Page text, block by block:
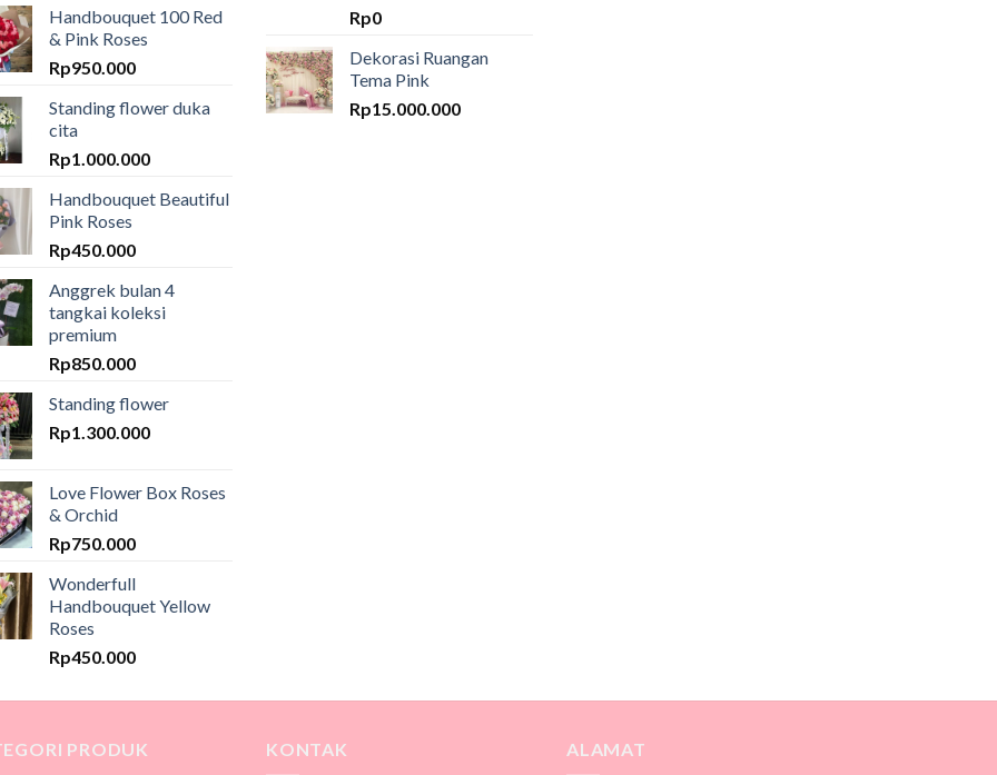
Handbouquet 100 Red
& Pink Roses
Rp950.000
Standing flower duka
cita
Rp1.000.000
Handbouquet Beautiful
Pink Roses
Rp450.000
Anggrek bulan 4
tangkai koleksi
premium
Rp850.000
Standing flower
Rp1.300.000
Love Flower Box Roses
& Orchid
Rp750.000
Wonderfull
Handbouquet Yellow
Roses
Rp450.000
Rp0
Dekorasi Ruangan
Tema Pink
Rp15.000.000
PRODUK KONTAK ALAMAT